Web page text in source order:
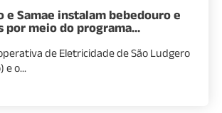
e Samae instalam bebedouro e
por meio do programa...
de Eletricidade de São Ludgero
e o...